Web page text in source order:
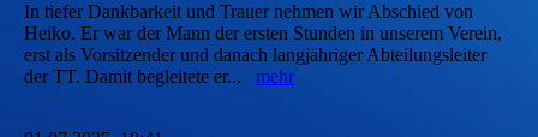
In tiefer Dankbarkeit und Trauer nehmen wir Abschied von
Heiko. Er war der Mann der ersten Stunden in unserem Verein,
erst als Vorsitzender und danach langjähriger Abteilungsleiter
der TT. Damit begleitete er... mehr